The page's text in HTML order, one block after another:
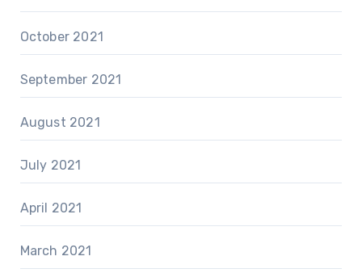
October 2021
September 2021
August 2021
July 2021
April 2021
March 2021